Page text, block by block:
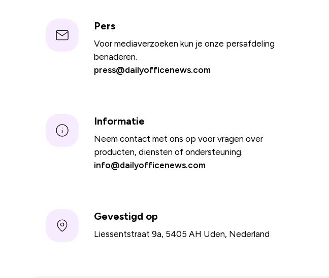
Pers
Voor mediaverzoeken kun je onze persafdeling
benaderen.
press@dailyofficenews.com
Informatie
Neem contact met ons op voor vragen over
producten, diensten of ondersteuning.
info@dailyofficenews.com
Gevestigd op
Liessentstraat 9a, 5405 AH Uden, Nederland